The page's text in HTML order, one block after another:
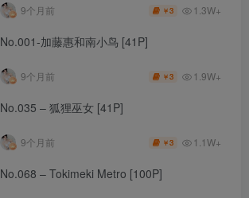
9个月前 ￥3 1.3W+
No.001-加藤惠和南小鸟 [41P]
9个月前 ￥3 1.9W+
No.035 – 狐狸巫女 [41P]
9个月前 ￥3 1.1W+
No.068 – Tokimeki Metro [100P]